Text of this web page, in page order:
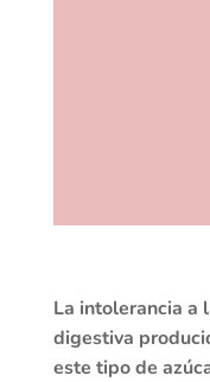
La intolerancia a
digestiva
este tipo de